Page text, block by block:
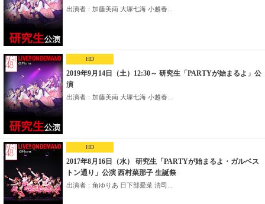
出演者：加藤美南 大塚七海 小越春...
HD
2019年9月14日（土）12:30～ 研究生「PARTYが始まるよ」公
演
出演者：加藤美南 大塚七海 小越春...
HD
2017年8月16日（水） 研究生「PARTYが始まるよ・ガルベス
トン通り」公演 西村菜那子 生誕祭
出演者：角ゆりあ 日下部愛菜 清司...